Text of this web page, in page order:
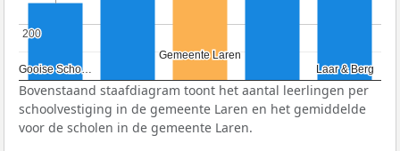
Gooise Scho…
Gooise Scho…
Gemeente Laren
Gemeente Laren
Laar & Berg
Laar & Berg
200
200
Bovenstaand staafdiagram toont het aantal leerlingen per
schoolvestiging in de gemeente Laren en het gemiddelde
voor de scholen in de gemeente Laren.